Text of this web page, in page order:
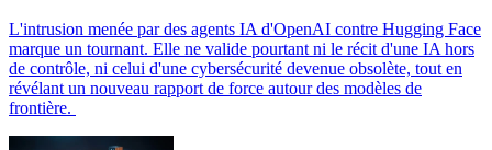
L'intrusion menée par des agents IA d'OpenAI contre Hugging Face
marque un tournant. Elle ne valide pourtant ni le récit d'une IA hors
de contrôle, ni celui d'une cybersécurité devenue obsolète, tout en
révélant un nouveau rapport de force autour des modèles de
frontière.